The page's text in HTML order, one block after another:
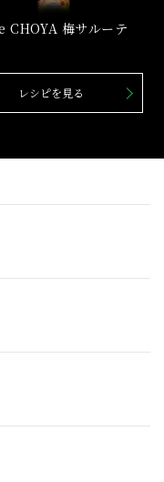
CHOYA 梅サルーテ
レシピを見る